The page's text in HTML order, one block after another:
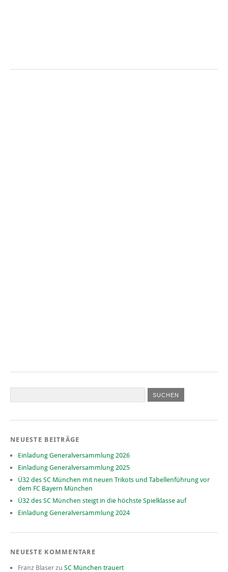
NEUESTE BEITRÄGE
Einladung Generalversammlung 2026
Einladung Generalversammlung 2025
Ü32 des SC München mit neuen Trikots und Tabellenführung vor
dem FC Bayern München
Ü32 des SC München steigt in die höchste Spielklasse auf
Einladung Generalversammlung 2024
NEUESTE KOMMENTARE
Franz Blaser zu SC München trauert